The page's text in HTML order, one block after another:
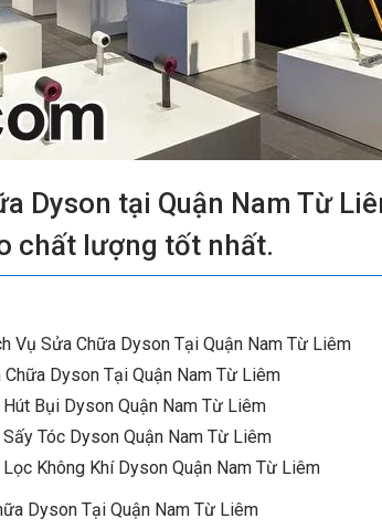
Dyson tại Quận Nam Từ
chất lượng tốt nhất.
Vụ Sửa Chữa Dyson Tại Quận Nam Từ Liêm
Chữa Dyson Tại Quận Nam Từ Liêm
Bụi Dyson Quận Nam Từ Liêm
Tóc Dyson Quận Nam Từ Liêm
Không Khí Dyson Quận Nam Từ Liêm
Dyson Tại Quận Nam Từ Liêm